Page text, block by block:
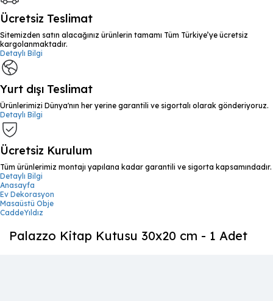
Ücretsiz Teslimat
Sitemizden satın alacağınız ürünlerin tamamı Tüm Türkiye’ye ücretsiz
kargolanmaktadır.
Detaylı Bilgi
Yurt dışı Teslimat
Ürünlerimizi Dünya'nın her yerine garantili ve sigortalı olarak gönderiyoruz.
Detaylı Bilgi
Ücretsiz Kurulum
Tüm ürünlerimiz montajı yapılana kadar garantili ve sigorta kapsamındadır.
Detaylı Bilgi
Anasayfa
Ev Dekorasyon
Masaüstü Obje
CaddeYıldız
Palazzo Kitap Kutusu 30x20 cm - 1 Adet